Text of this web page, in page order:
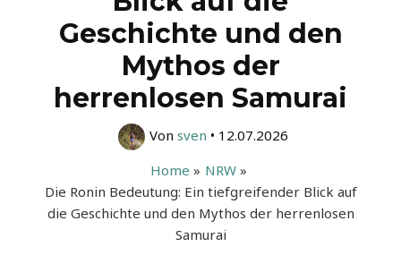
Geschichte und den
Mythos der
herrenlosen Samurai
Von sven • 12.07.2026
Home
NRW
Die Ronin Bedeutung: Ein tiefgreifender Blick auf
die Geschichte und den Mythos der herrenlosen
Samurai